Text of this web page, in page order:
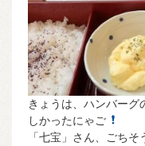
きょうは、ハンバーグ
しかったにゃご
「七宝」さん、ごち